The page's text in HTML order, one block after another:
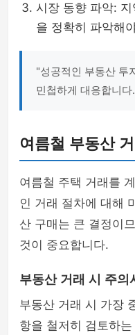
시장 동향 파악:
을 정확히 파악해
"성공적인 부동산 투
민첩하게 대응합니
여름철 부동산
여름철 주택 거래를
인 거래 절차에 대해
산 구매는 큰 결정이
것이 중요합니다.
부동산 거래 시 주의
부동산 거래 시 가장
항을 철저히 검토하